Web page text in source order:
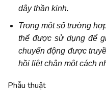
dây thần kinh.
Trong một số trường
thể được sử dụng để
chuyển động được
hồi liệt chân một cách
Phẫu thuật